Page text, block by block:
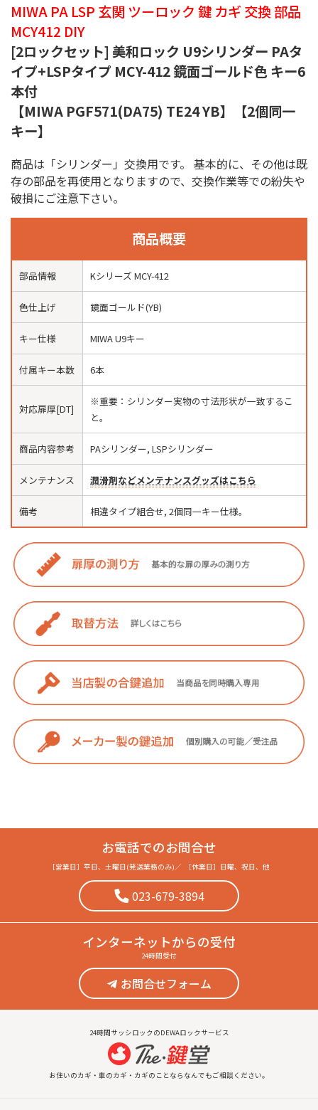
MIWA PA LSP 玄関 ツーロック 鍵 カギ 交換 部品
MCY412 DIY
[2ロックセット] 美和ロック U9シリンダー PAタ
イプ+LSPタイプ MCY-412 鏡面ゴールド色 キー6
本付
【MIWA PGF571(DA75) TE24 YB】【2個同一
キー】
商品は「シリンダー」交換用です。 基本的に、その他は既
存の部品を再使用となりますので、交換作業等での紛失や
破損にご注意下さい。
商品概要
部品情報 Kシリーズ MCY-412
色仕上げ 鏡面ゴールド(YB)
キー仕様 MIWA U9キー
付属キー本数 6本
対応扉厚[DT]
※重要：シリンダー実物の寸法形状が一致するこ
と。
商品内容参考 PAシリンダー, LSPシリンダー
メンテナンス 潤滑剤などメンテナンスグッズはこちら
備考 相違タイプ組合せ, 2個同一キー仕様。
お電話でのお問合せ
［営業日］ 平日、土曜日(発送業務のみ) ／ ［休業日］ 日曜、祝日、他
023-679-3894
インターネットからの受付
24時間受付
お問合せフォーム
24時間サッシロックのDEWAロックサービス
お住いのカギ・車のカギ・カギのことならなんでもご相談ください。